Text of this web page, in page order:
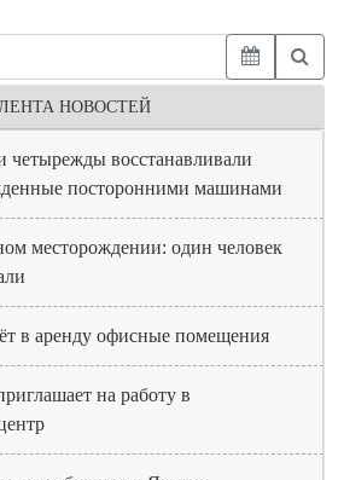
НОВОСТЕЙ
четырежды восстанавливали
посторонними машинами
месторождении: один человек
в аренду офисные помещения
на работу в